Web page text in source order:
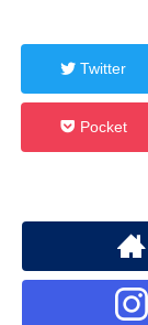
Twitter
Pocket